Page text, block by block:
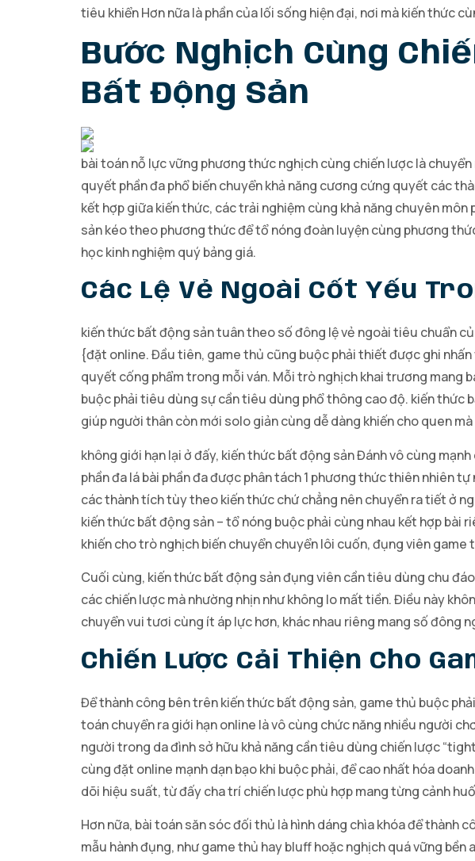
tiêu khiển Hơn nữa là phần của lối sống hiện đại, nơi mà kiến thức
Bước Nghịch Cùng
Bất Động Sản
bài toán nỗ lực vững phương thức nghịch cùng chiến lược là
quyết phần đa phổ biến chuyển khả năng cương cứng quyết các
kết hợp giữa kiến thức, các trải nghiệm cùng khả năng chuyên
sản kéo theo phương thức để tổ nóng đoàn luyện cùng phương
học kinh nghiệm quý bảng giá.
Các Lệ Vẻ Ngoài Cốt Yếu
kiến thức bất động sản tuân theo số đông lệ vẻ ngoài tiêu chuẩn
{đặt online. Đầu tiên, game thủ cũng buộc phải thiết được ghi
quyết cống phẩm trong mỗi ván. Mỗi trò nghịch khai trương mang
buộc phải tiêu dùng sự cần tiêu dùng phổ thông cao độ. kiến thức
giúp người thân còn mới solo giản cùng dễ dàng khiến cho quen
không giới hạn lại ở đấy, kiến thức bất động sản Đánh vô cùng
phần đa lá bài phần đa được phân tách 1 phương thức thiên nhiên
các thành tích tùy theo kiến thức chứ chẳng nên chuyển ra tiết ở
kiến thức bất động sản – tổ nóng buộc phải cùng nhau kết hợp bài
khiến cho trò nghịch biến chuyển chuyển lôi cuốn, đụng viên
Cuối cùng, kiến thức bất động sản đụng viên cần tiêu dùng chu
các chiến lược mà nhường nhịn như không lo mất tiền. Điều này
chuyển vui tươi cùng ít áp lực hơn, khác nhau riêng mang số đông
Chiến Lược Cải Thiện Cho
Để thành công bên trên kiến thức bất động sản, game thủ buộc
toán chuyển ra giới hạn online là vô cùng chức năng nhiều người
người trong da đình sở hữu khả năng cần tiêu dùng chiến lược
cùng đặt online mạnh dạn bạo khi buộc phải, để cao nhất hóa
dõi hiệu suất, từ đấy cha trí chiến lược phù hợp mang từng cảnh
Hơn nữa, bài toán săn sóc đối thủ là hình dáng chìa khóa để
mẫu hành đụng, như game thủ hay bluff hoặc nghịch quá vững bền